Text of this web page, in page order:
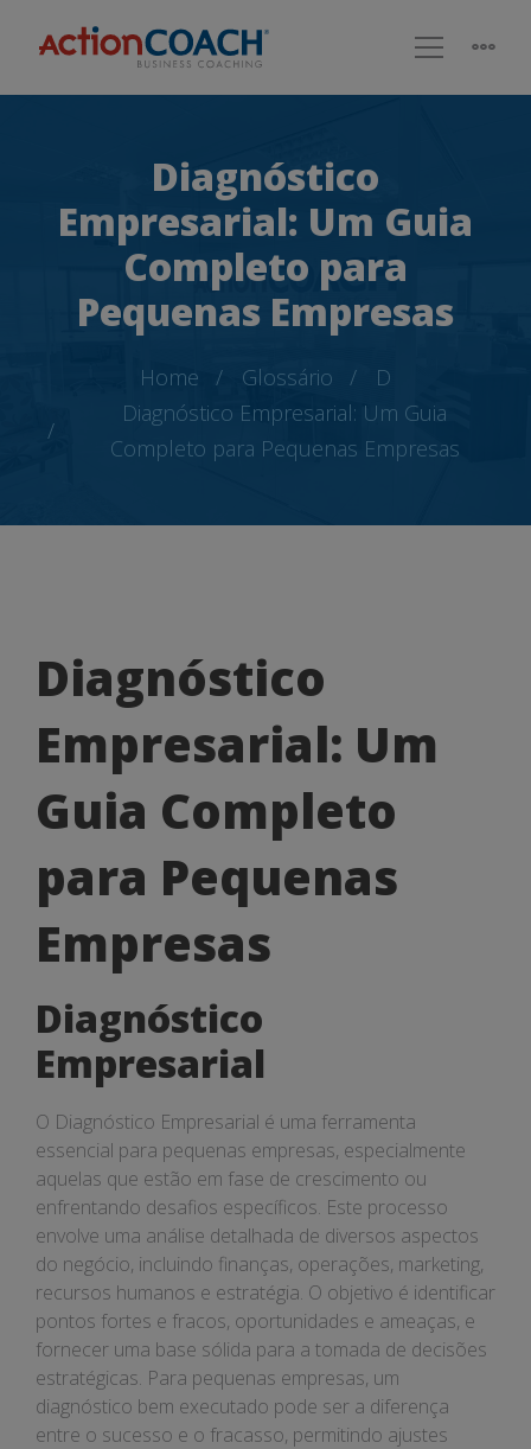
Diagnóstico
Empresarial: Um Guia
Completo para
Pequenas Empresas
Home Glossário
D
Diagnóstico Empresarial: Um Guia
Completo para Pequenas Empresas
Diagnóstico
Empresarial:
Um
Guia
Completo
para
Pequenas
Empresas
Diagnóstico
Empresarial: Um
Guia Completo
para Pequenas
Empresas
Diagnóstico
Empresarial
O Diagnóstico Empresarial é uma ferramenta
essencial para pequenas empresas, especialmente
aquelas que estão em fase de crescimento ou
enfrentando desafios específicos. Este processo
envolve uma análise detalhada de diversos aspectos
do negócio, incluindo finanças, operações, marketing,
recursos humanos e estratégia. O objetivo é identificar
pontos fortes e fracos, oportunidades e ameaças, e
fornecer uma base sólida para a tomada de decisões
estratégicas. Para pequenas empresas, um
diagnóstico bem executado pode ser a diferença
entre o sucesso e o fracasso, permitindo ajustes